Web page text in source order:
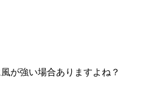
が強い場合ありますよね？